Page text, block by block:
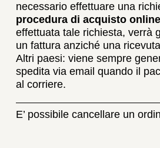
necessario effettuare una
procedura di acquisto online
effettuata tale richiesta, verrà
un fattura anziché una
Altri paesi: viene sempre
spedita via email quando il
al corriere.
E’ possibile cancellare un